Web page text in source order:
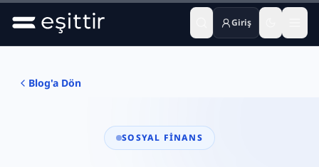
Ana içeriğe geç Giriş
Blog'a Dön
SOSYAL FINANS